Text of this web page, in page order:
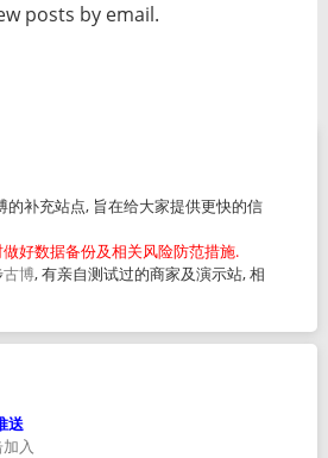
posts by email.
的补充站点, 旨在给大家提供更快的信
好数据备份及相关风险防范措施.
古博, 有亲自测试过的商家及演示站, 相
送
入